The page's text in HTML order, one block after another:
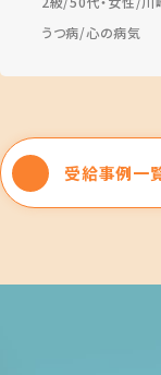
うつ病 心の病気
受給事例一